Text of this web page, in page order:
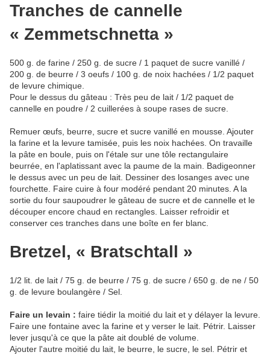
Tranches de cannelle
« Zemmetschnetta »
500 g. de farine / 250 g. de sucre / 1 paquet de sucre vanillé /
200 g. de beurre / 3 oeufs / 100 g. de noix hachées / 1/2 paquet
de levure chimique.
Pour le dessus du gâteau : Très peu de lait / 1/2 paquet de
cannelle en poudre / 2 cuillerées à soupe rases de sucre.
Remuer œufs, beurre, sucre et sucre vanillé en mousse. Ajouter
la farine et la levure tamisée, puis les noix hachées. On travaille
la pâte en boule, puis on l'étale sur une tôle rectangulaire
beurrée, en l'aplatissant avec la paume de la main. Badigeonner
le dessus avec un peu de lait. Dessiner des losanges avec une
fourchette. Faire cuire à four modéré pendant 20 minutes. A la
sortie du four saupoudrer le gâteau de sucre et de cannelle et le
découper encore chaud en rectangles. Laisser refroidir et
conserver ces tranches dans une boîte en fer blanc.
Bretzel, « Bratschtall »
1/2 lit. de lait / 75 g. de beurre / 75 g. de sucre / 650 g. de ne / 50
g. de levure boulangère / Sel.
Faire un levain : faire tiédir la moitié du lait et y délayer la levure.
Faire une fontaine avec la farine et y verser le lait. Pétrir. Laisser
lever jusqu'à ce que la pâte ait doublé de volume.
Ajouter l'autre moitié du lait, le beurre, le sucre, le sel. Pétrir et